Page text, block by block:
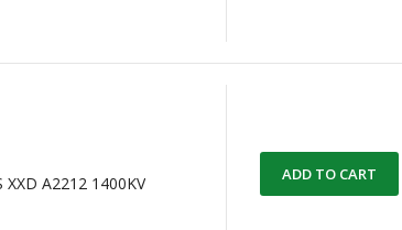
XXD A2212 1400KV ADD TO CART